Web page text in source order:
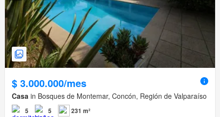
$ 3.000.000/mes
Casa in Bosques de Montemar, Concón, Región de Valparaíso
5 5 231 m²